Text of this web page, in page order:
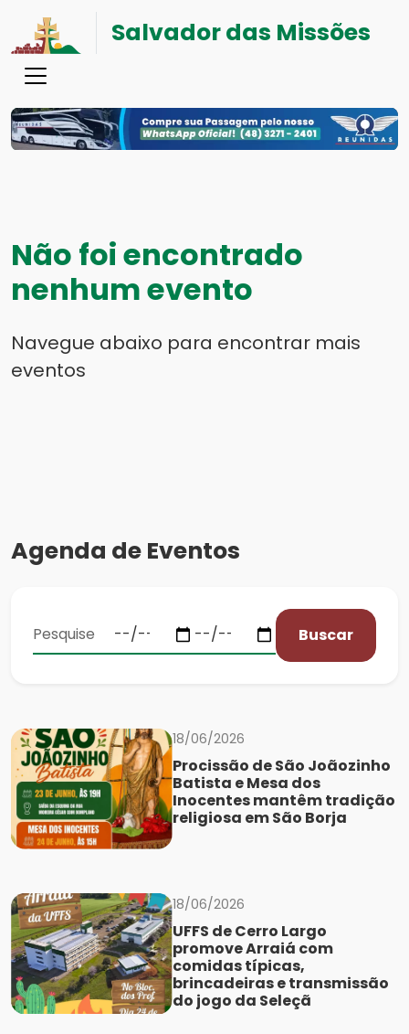
Salvador das Missões
Não foi encontrado
nenhum evento
Navegue abaixo para encontrar mais
eventos
Agenda de Eventos
Buscar
18/06/2026
Procissão de São Joãozinho
Batista e Mesa dos
Inocentes mantêm tradição
religiosa em São Borja
18/06/2026
UFFS de Cerro Largo
promove Arraiá com
comidas típicas,
brincadeiras e transmissão
do jogo da Seleçã